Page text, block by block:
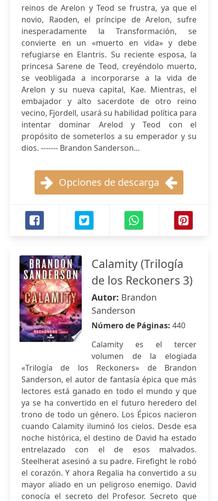
reinos de Arelon y Teod se frustra, ya que el
novio, Raoden, el príncipe de Arelon, sufre
inesperadamente la Transformación, se
convierte en un «muerto en vida» y debe
refugiarse en Elantris. Su reciente esposa, la
princesa Sarene de Teod, creyéndolo muerto,
se veobligada a incorporarse a la vida de
Arelon y su nueva capital, Kae. Mientras, el
embajador y alto sacerdote de otro reino
vecino, Fjordell, usará su habilidad política para
intentar dominar Arelod y Teod con el
propósito de someterlos a su emperador y su
dios. ------- Brandon Sanderson...
Opciones de descarga
Calamity (Trilogía
de los Reckoners 3)
Autor: Brandon
Sanderson
Número de Páginas: 440
Calamity es el tercer
volumen de la elogiada
«Trilogía de los Reckoners» de Brandon
Sanderson, el autor de fantasía épica que más
lectores está ganado en todo el mundo y que
ya se ha convertido en el futuro heredero del
trono de todo un género. Los Épicos nacieron
cuando Calamity iluminó los cielos. Desde esa
noche histórica, el destino de David ha estado
entrelazado con el de esos malvados.
Steelherat asesinó a su padre. Firefight le robó
el corazón. Y ahora Regalia ha convertido a su
mayor aliado en un peligroso enemigo. David
conocía el secreto del Profesor. Secreto que